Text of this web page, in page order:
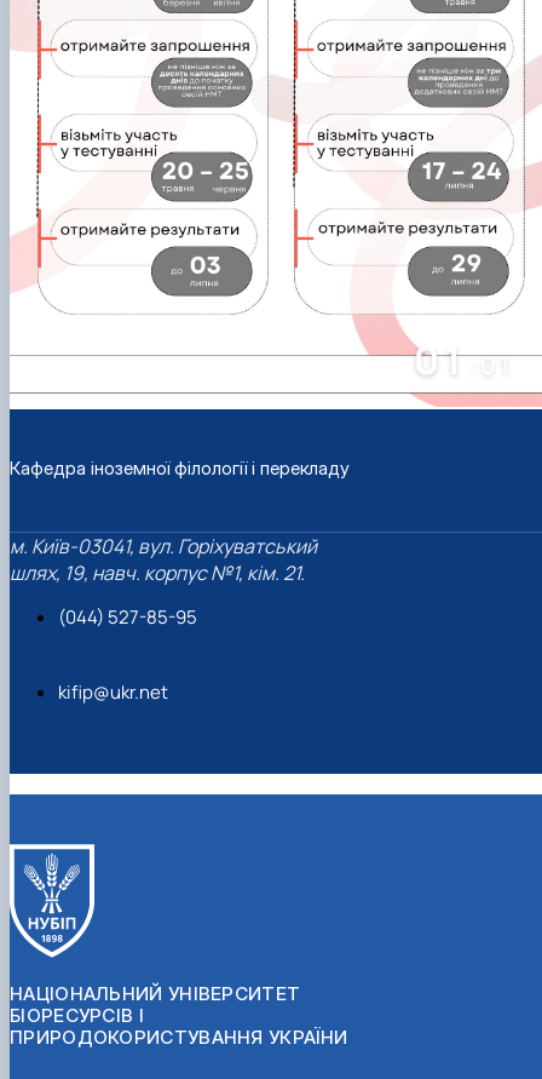
01 01
Кафедра іноземної філології і перекладу
м. Київ-03041, вул. Горіхуватський
шлях, 19, навч. корпус №1, кім. 21.
(044) 527-85-95
kifip@ukr.net
НАЦІОНАЛЬНИЙ УНІВЕРСИТЕТ
БІОРЕСУРСІВ І
ПРИРОДОКОРИСТУВАННЯ УКРАЇНИ